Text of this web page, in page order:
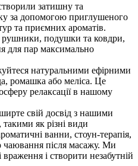
затишну та
за допомогою приглушеного
та приємних ароматів.
рушники, подушки та ковдри,
для пар максимально
натуральними ефірними
ромашка або меліса. Це
релаксації в нашому
свій досвід з нашими
як різні види
ванни, стоун-терапія,
чаювання після масажу. Ми
і створити незабутній